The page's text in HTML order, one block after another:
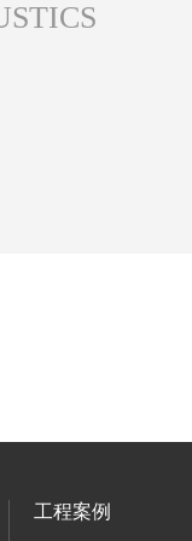
工程案例